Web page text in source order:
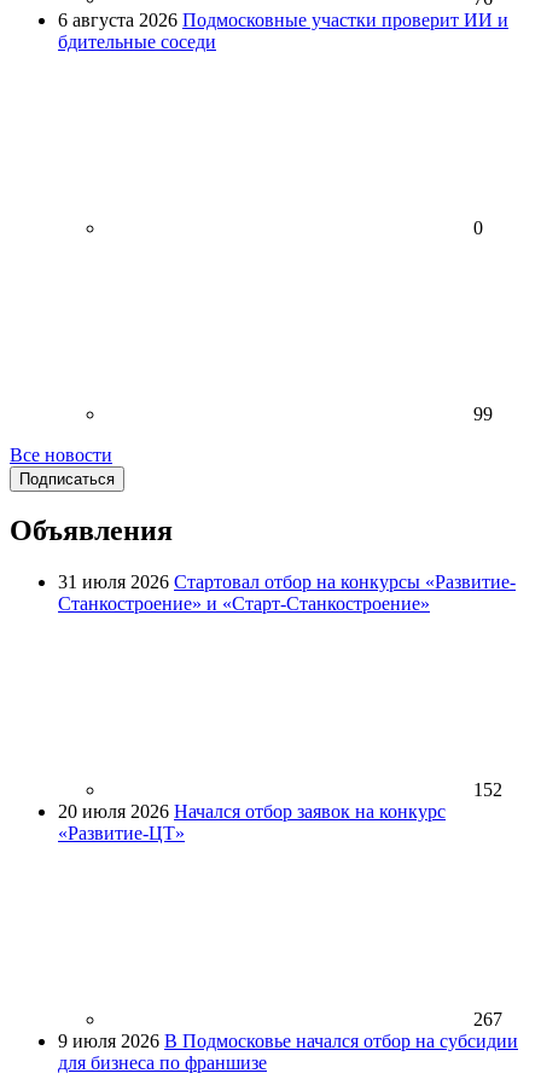
6 августа 2026 Подмосковные участки проверит ИИ и
бдительные соседи
0
99
Все новости
Подписаться
Объявления
31 июля 2026 Стартовал отбор на конкурсы «Развитие-
Станкостроение» и «Старт-Станкостроение»
152
20 июля 2026 Начался отбор заявок на конкурс
«Развитие-ЦТ»
267
9 июля 2026 В Подмосковье начался отбор на субсидии
для бизнеса по франшизе